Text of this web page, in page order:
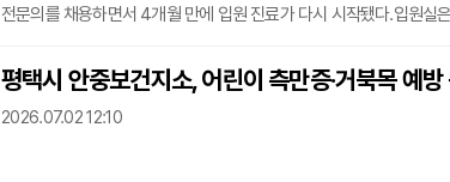
전문의를 채용하면서 4개월 만에 입원 진료가 다시 시작됐다.입원실
염·감염성대장염 등 위장관 감염증, 고령·만성질환으로 인한 기력저하
염증 등이다. 다만 중환자실과 수술실이 없어 중증 환자나 수술이 필
될 수 있다
평택시 안중보건지소, 어린이 측만증·거북목 예
2026.07.02 12:10